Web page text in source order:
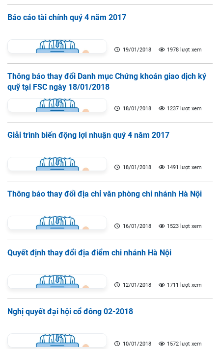
Báo cáo tài chính quý 4 năm 2017
19/01/2018 1978 lượt xem
Thông báo thay đổi Danh mục Chứng khoán giao dịch ký
quỹ tại FSC ngày 18/01/2018
18/01/2018 1237 lượt xem
Giải trình biến động lợi nhuận quý 4 năm 2017
18/01/2018 1491 lượt xem
Thông báo thay đổi địa chỉ văn phòng chi nhánh Hà Nội
16/01/2018 1523 lượt xem
Quyết định thay đổi địa điểm chi nhánh Hà Nội
12/01/2018 1711 lượt xem
Nghị quyết đại hội cổ đông 02-2018
10/01/2018 1572 lượt xem